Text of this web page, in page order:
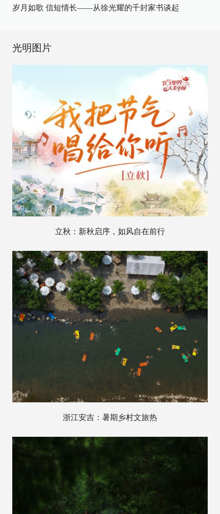
岁月如歌 信短情长——从徐光耀的千封家书谈起
光明图片
立秋：新秋启序，如风自在前行
浙江安吉：暑期乡村文旅热